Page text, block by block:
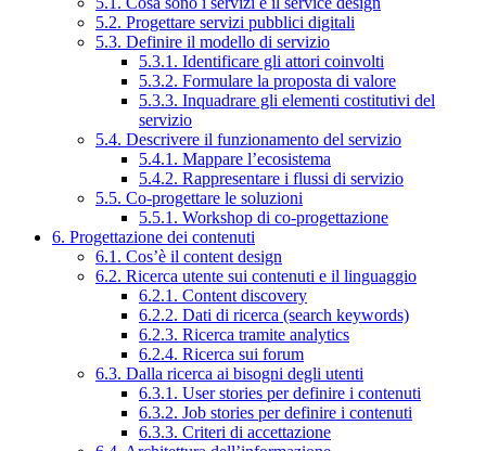
5.2. Progettare servizi pubblici digitali
5.3. Definire il modello di servizio
5.3.1. Identificare gli attori coinvolti
5.3.2. Formulare la proposta di valore
5.3.3. Inquadrare gli elementi costitutivi del
servizio
5.4. Descrivere il funzionamento del servizio
5.4.1. Mappare l’ecosistema
5.4.2. Rappresentare i flussi di servizio
5.5. Co-progettare le soluzioni
5.5.1. Workshop di co-progettazione
6. Progettazione dei contenuti
6.1. Cos’è il content design
6.2. Ricerca utente sui contenuti e il linguaggio
6.2.1. Content discovery
6.2.2. Dati di ricerca (search keywords)
6.2.3. Ricerca tramite analytics
6.2.4. Ricerca sui forum
6.3. Dalla ricerca ai bisogni degli utenti
6.3.1. User stories per definire i contenuti
6.3.2. Job stories per definire i contenuti
6.3.3. Criteri di accettazione